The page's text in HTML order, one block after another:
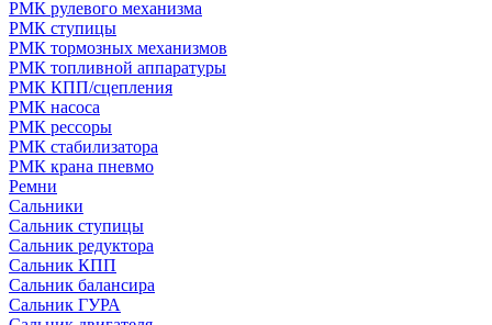
РМК рулевого механизма
РМК ступицы
РМК тормозных механизмов
РМК топливной аппаратуры
РМК КПП/сцепления
РМК насоса
РМК рессоры
РМК стабилизатора
РМК крана пневмо
Ремни
Сальники
Сальник ступицы
Сальник редуктора
Сальник КПП
Сальник балансира
Сальник ГУРА